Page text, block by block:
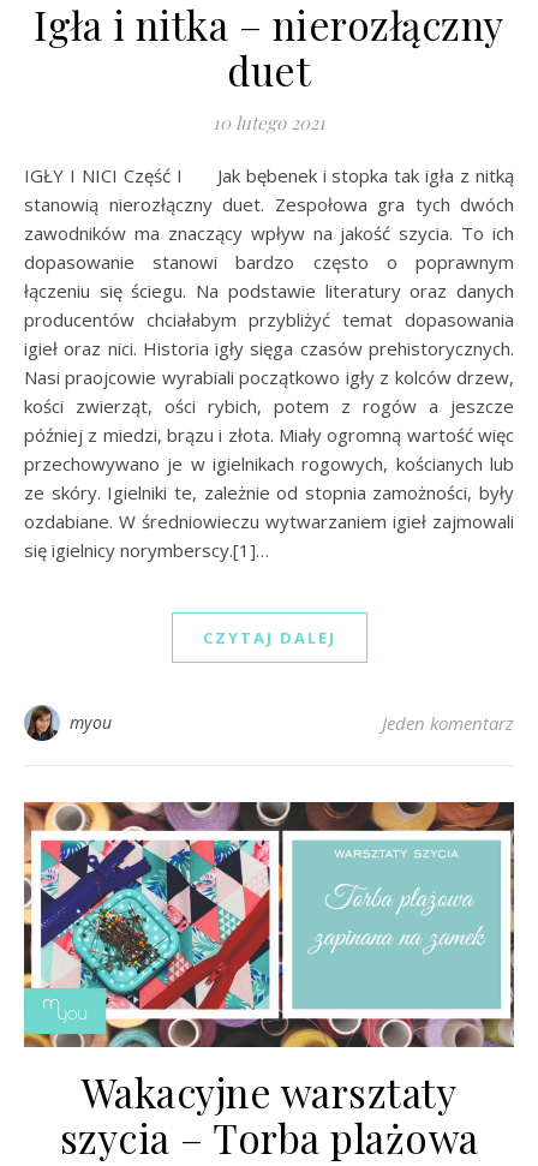
Igła i nitka – nierozłączny
duet
10 lutego 2021
IGŁY I NICI Część I Jak bębenek i stopka tak igła z nitką
stanowią nierozłączny duet. Zespołowa gra tych dwóch
zawodników ma znaczący wpływ na jakość szycia. To ich
dopasowanie stanowi bardzo często o poprawnym
łączeniu się ściegu. Na podstawie literatury oraz danych
producentów chciałabym przybliżyć temat dopasowania
igieł oraz nici. Historia igły sięga czasów prehistorycznych.
Nasi praojcowie wyrabiali początkowo igły z kolców drzew,
kości zwierząt, ości rybich, potem z rogów a jeszcze
później z miedzi, brązu i złota. Miały ogromną wartość więc
przechowywano je w igielnikach rogowych, kościanych lub
ze skóry. Igielniki te, zależnie od stopnia zamożności, były
ozdabiane. W średniowieczu wytwarzaniem igieł zajmowali
się igielnicy norymberscy.[1]…
CZYTAJ DALEJ
myou Jeden komentarz
Wakacyjne warsztaty
szycia – Torba plażowa